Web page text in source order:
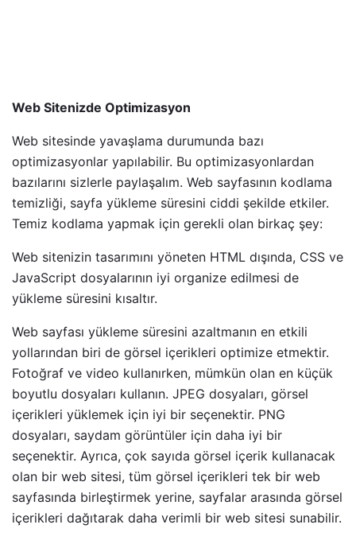
Web Sitenizde Optimizasyon
Web sitesinde yavaşlama durumunda bazı
optimizasyonlar yapılabilir. Bu optimizasyonlardan
bazılarını sizlerle paylaşalım. Web sayfasının kodlama
temizliği, sayfa yükleme süresini ciddi şekilde etkiler.
Temiz kodlama yapmak için gerekli olan birkaç şey:
Web sitenizin tasarımını yöneten HTML dışında, CSS ve
JavaScript dosyalarının iyi organize edilmesi de
yükleme süresini kısaltır.
Web sayfası yükleme süresini azaltmanın en etkili
yollarından biri de görsel içerikleri optimize etmektir.
Fotoğraf ve video kullanırken, mümkün olan en küçük
boyutlu dosyaları kullanın. JPEG dosyaları, görsel
içerikleri yüklemek için iyi bir seçenektir. PNG
dosyaları, saydam görüntüler için daha iyi bir
seçenektir. Ayrıca, çok sayıda görsel içerik kullanacak
olan bir web sitesi, tüm görsel içerikleri tek bir web
sayfasında birleştirmek yerine, sayfalar arasında görsel
içerikleri dağıtarak daha verimli bir web sitesi sunabilir.